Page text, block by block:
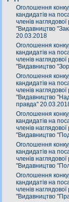
Оголошення
кандидатів на
членів
"Видавництво
20.03.2018
Оголошення
кандидатів на
членів
"Видавництво
Оголошення
кандидатів на
членів
"Видавництво
правда"
Оголошення
кандидатів на
членів
"Видавництво
Оголошення
кандидатів на
членів
"Видавництво
Оголошення
кандидатів на
членів
"Видавництво